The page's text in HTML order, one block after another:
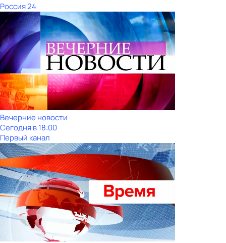
Россия 24
Вечерние новости
Сегодня в 18:00
Первый канал